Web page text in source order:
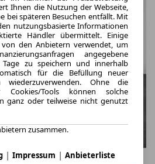
Ihnen die Nutzung der Webseite,
bei späteren Besuchen entfällt. Mit
nutzungsbasierte Informationen
Händler übermittelt. Einige
von den Anbietern verwendet, um
angegebene
zu speichern und innerhalb
für die Befüllung neuer
wiederzuverwenden. Ohne die
Cookies/Tools können solche
ganz oder teilweise nicht genutzt
zusammen.
| Impressum | Anbieterliste